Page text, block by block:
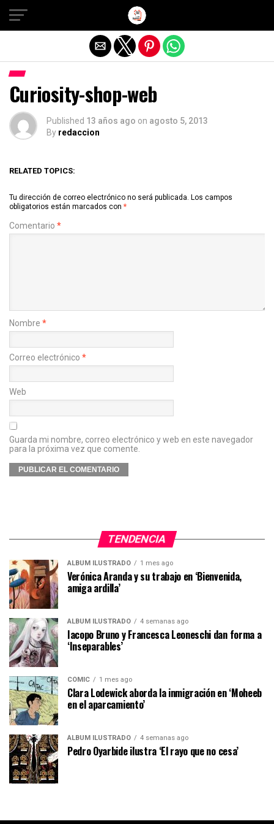
Curiosity-shop-web
Published 13 años ago on agosto 5, 2013
By redaccion
RELATED TOPICS:
Tu dirección de correo electrónico no será publicada. Los campos
obligatorios están marcados con *
Comentario *
Nombre *
Correo electrónico *
Web
Guarda mi nombre, correo electrónico y web en este navegador
para la próxima vez que comente.
TENDENCIA
ÁLBUM ILUSTRADO 1 mes ago
Verónica Aranda y su trabajo en ‘Bienvenida,
amiga ardilla’
ÁLBUM ILUSTRADO 4 semanas ago
Iacopo Bruno y Francesca Leoneschi dan forma a
‘Inseparables’
CÓMIC 1 mes ago
Clara Lodewick aborda la inmigración en ‘Moheeb
en el aparcamiento’
ÁLBUM ILUSTRADO 4 semanas ago
Pedro Oyarbide ilustra ‘El rayo que no cesa’
Salir de la versión móvil